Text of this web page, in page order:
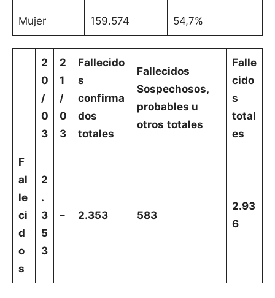
Mujer 159.574 54,7%
2
0
/
0
3
2
1
/
0
3
Fallecido
s
confirma
dos
totales
Fallecidos
Sospechosos,
probables u
otros totales
Falle
cido
s
total
es
F
al
le
ci
d
o
s
2
.
3
5
3
– 2.353 583
2.93
6